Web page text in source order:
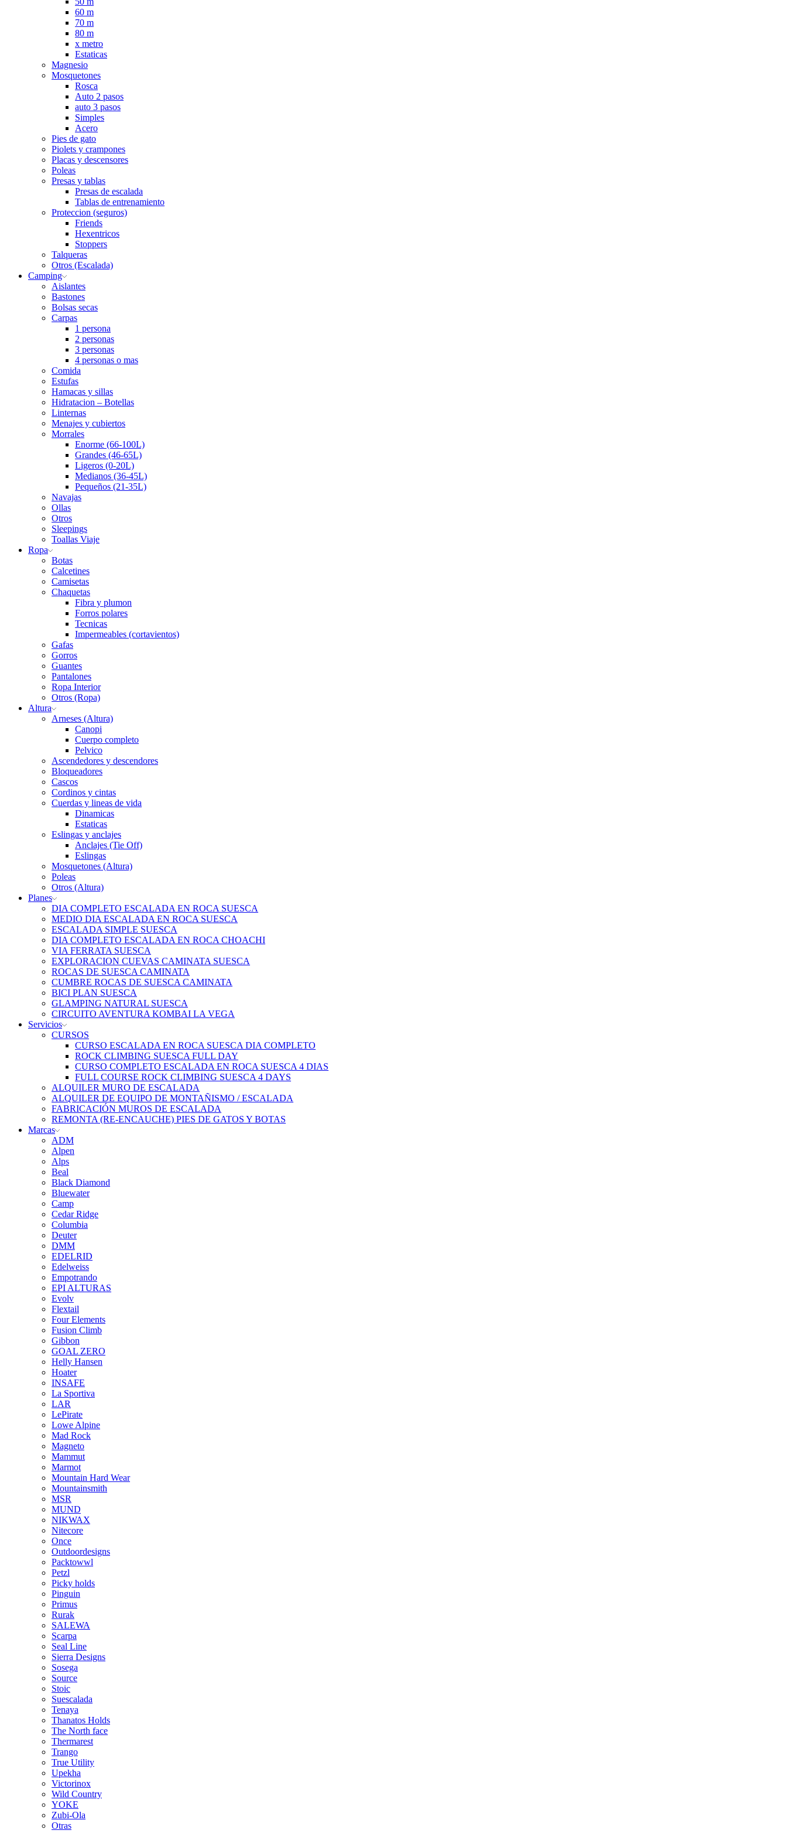
60 m
70 m
80 m
x metro
Estaticas
Magnesio
Mosquetones
Rosca
Auto 2 pasos
auto 3 pasos
Simples
Acero
Pies de gato
Piolets y crampones
Placas y descensores
Poleas
Presas y tablas
Presas de escalada
Tablas de entrenamiento
Proteccion (seguros)
Friends
Hexentricos
Stoppers
Talqueras
Otros (Escalada)
Camping
Aislantes
Bastones
Bolsas secas
Carpas
1 persona
2 personas
3 personas
4 personas o mas
Comida
Estufas
Hamacas y sillas
Hidratacion – Botellas
Linternas
Menajes y cubiertos
Morrales
Enorme (66-100L)
Grandes (46-65L)
Ligeros (0-20L)
Medianos (36-45L)
Pequeños (21-35L)
Navajas
Ollas
Otros
Sleepings
Toallas Viaje
Ropa
Botas
Calcetines
Camisetas
Chaquetas
Fibra y plumon
Forros polares
Tecnicas
Impermeables (cortavientos)
Gafas
Gorros
Guantes
Pantalones
Ropa Interior
Otros (Ropa)
Altura
Arneses (Altura)
Canopi
Cuerpo completo
Pelvico
Ascendedores y descendores
Bloqueadores
Cascos
Cordinos y cintas
Cuerdas y lineas de vida
Dinamicas
Estaticas
Eslingas y anclajes
Anclajes (Tie Off)
Eslingas
Mosquetones (Altura)
Poleas
Otros (Altura)
Planes
DIA COMPLETO ESCALADA EN ROCA SUESCA
MEDIO DIA ESCALADA EN ROCA SUESCA
ESCALADA SIMPLE SUESCA
DIA COMPLETO ESCALADA EN ROCA CHOACHI
VIA FERRATA SUESCA
EXPLORACION CUEVAS CAMINATA SUESCA
ROCAS DE SUESCA CAMINATA
CUMBRE ROCAS DE SUESCA CAMINATA
BICI PLAN SUESCA
GLAMPING NATURAL SUESCA
CIRCUITO AVENTURA KOMBAI LA VEGA
Servicios
CURSOS
CURSO ESCALADA EN ROCA SUESCA DIA COMPLETO
ROCK CLIMBING SUESCA FULL DAY
CURSO COMPLETO ESCALADA EN ROCA SUESCA 4 DIAS
FULL COURSE ROCK CLIMBING SUESCA 4 DAYS
ALQUILER MURO DE ESCALADA
ALQUILER DE EQUIPO DE MONTAÑISMO / ESCALADA
FABRICACIÓN MUROS DE ESCALADA
REMONTA (RE-ENCAUCHE) PIES DE GATOS Y BOTAS
Marcas
ADM
Alpen
Alps
Beal
Black Diamond
Bluewater
Camp
Cedar Ridge
Columbia
Deuter
DMM
EDELRID
Edelweiss
Empotrando
EPI ALTURAS
Evolv
Flextail
Four Elements
Fusion Climb
Gibbon
GOAL ZERO
Helly Hansen
Hoater
INSAFE
La Sportiva
LAR
LePirate
Lowe Alpine
Mad Rock
Magneto
Mammut
Marmot
Mountain Hard Wear
Mountainsmith
MSR
MUND
NIKWAX
Nitecore
Once
Outdoordesigns
Packtowwl
Petzl
Picky holds
Pinguin
Primus
Rurak
SALEWA
Scarpa
Seal Line
Sierra Designs
Sosega
Source
Stoic
Suescalada
Tenaya
Thanatos Holds
The North face
Thermarest
Trango
True Utility
Upekha
Victorinox
Wild Country
YOKE
Zubi-Ola
Otras